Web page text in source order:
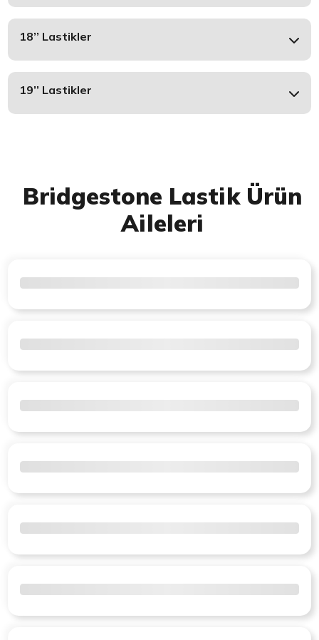
18’’ Lastikler
19’’ Lastikler
Bridgestone Lastik Ürün
Aileleri